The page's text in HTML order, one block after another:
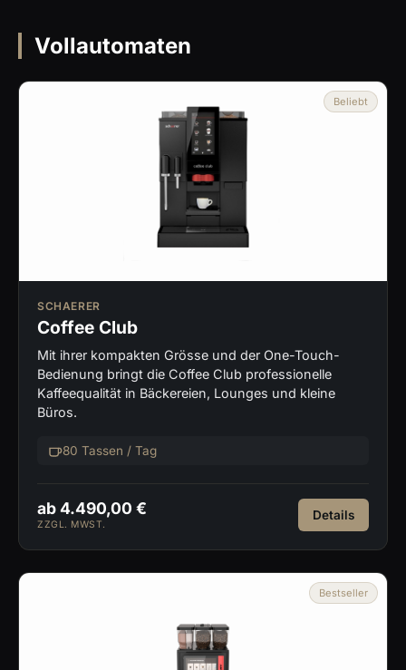
Vollautomaten
Beliebt
SCHAERER
Coffee Club
Mit ihrer kompakten Grösse und der One-Touch-
Bedienung bringt die Coffee Club professionelle
Kaffeequalität in Bäckereien, Lounges und kleine
Büros.
80 Tassen / Tag
ab 4.490,00 €
ZZGL. MWST.
Details
Bestseller